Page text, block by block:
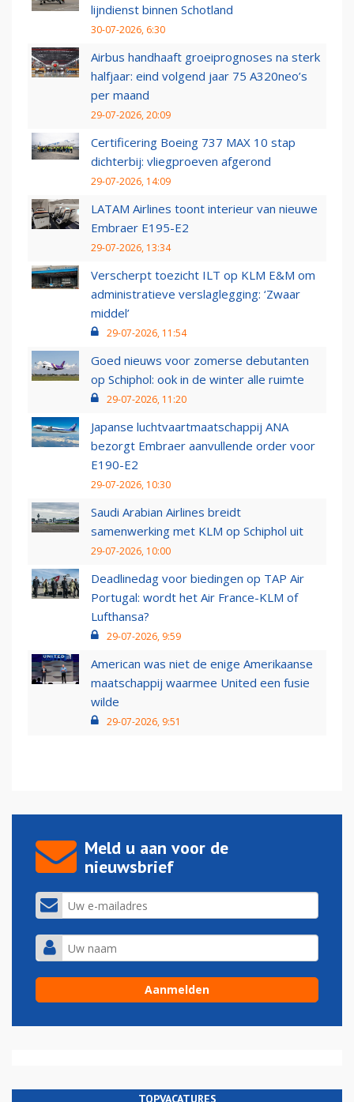
lijndienst binnen Schotland
30-07-2026, 6:30
Airbus handhaaft groeiprognoses na sterk
halfjaar: eind volgend jaar 75 A320neo’s
per maand
29-07-2026, 20:09
Certificering Boeing 737 MAX 10 stap
dichterbij: vliegproeven afgerond
29-07-2026, 14:09
LATAM Airlines toont interieur van nieuwe
Embraer E195-E2
29-07-2026, 13:34
Verscherpt toezicht ILT op KLM E&M om
administratieve verslaglegging: ‘Zwaar
middel’
29-07-2026, 11:54
Goed nieuws voor zomerse debutanten
op Schiphol: ook in de winter alle ruimte
29-07-2026, 11:20
Japanse luchtvaartmaatschappij ANA
bezorgt Embraer aanvullende order voor
E190-E2
29-07-2026, 10:30
Saudi Arabian Airlines breidt
samenwerking met KLM op Schiphol uit
29-07-2026, 10:00
Deadlinedag voor biedingen op TAP Air
Portugal: wordt het Air France-KLM of
Lufthansa?
29-07-2026, 9:59
American was niet de enige Amerikaanse
maatschappij waarmee United een fusie
wilde
29-07-2026, 9:51
Meld u aan voor de
nieuwsbrief
TOPVACATURES